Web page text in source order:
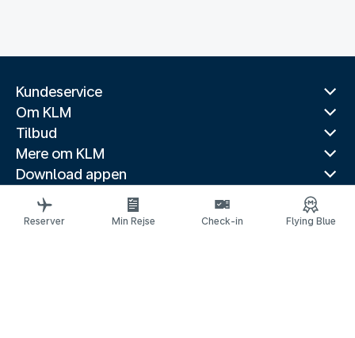
Kundeservice
Om KLM
Tilbud
Mere om KLM
Download appen
Relaterede hjemmesider
Rejseguider
Reserver Min Rejse Check-in Flying Blue